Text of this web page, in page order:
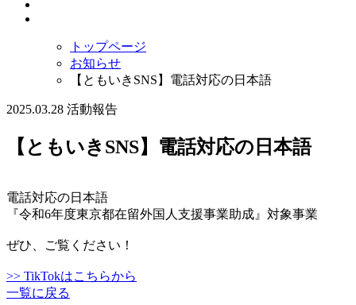
トップページ
お知らせ
【ともいきSNS】電話対応の日本語
2025.03.28 活動報告
【ともいきSNS】電話対応の日本語
電話対応の日本語
『令和6年度東京都在留外国人支援事業助成』対象事業
ぜひ、ご覧ください！
>> TikTokはこちらから
一覧に戻る